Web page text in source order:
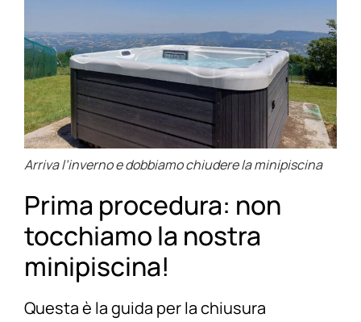
Arriva l’inverno e dobbiamo chiudere la minipiscina
Prima procedura: non
tocchiamo la nostra
minipiscina!
Questa è la guida per la chiusura